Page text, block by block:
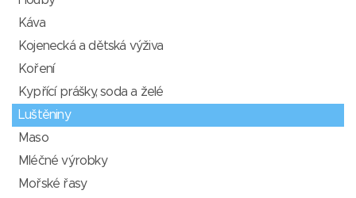
Káva
Kojenecká a dětská výživa
Koření
Kypřící prášky, soda a želé
Luštěniny
Maso
Mléčné výrobky
Mořské řasy